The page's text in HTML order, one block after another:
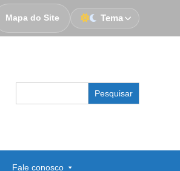
Mapa do Site Tema
for:
Fale conosco